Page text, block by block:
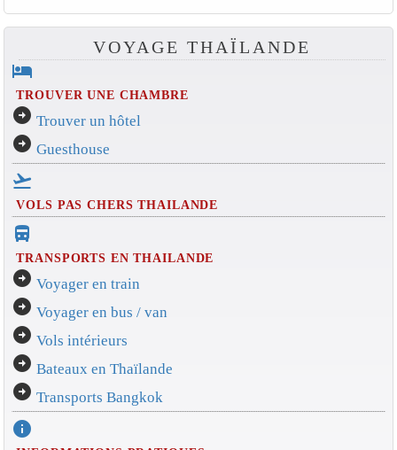
VOYAGE THAÏLANDE
hotel
TROUVER UNE CHAMBRE
arrow_circle_right Trouver un hôtel
arrow_circle_right Guesthouse
flight_takeoff
VOLS PAS CHERS THAILANDE
directions_bus_filled
TRANSPORTS EN THAILANDE
arrow_circle_right Voyager en train
arrow_circle_right Voyager en bus / van
arrow_circle_right Vols intérieurs
arrow_circle_right Bateaux en Thaïlande
arrow_circle_right Transports Bangkok
info